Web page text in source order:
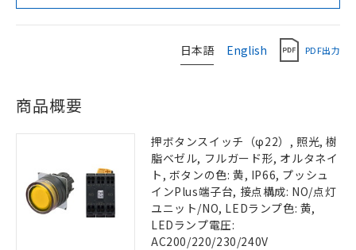
日本語 English PDF出力
商品概要
押ボタンスイッチ（φ22）, 照光, 樹
脂ベゼル, フルガード形, オルタネイ
ト, ボタンの色: 黄, IP66, プッシュ
インPlus端子台, 接点構成: NO/点灯
ユニット/NO, LEDランプ色: 黄,
LEDランプ電圧:
AC200/220/230/240V